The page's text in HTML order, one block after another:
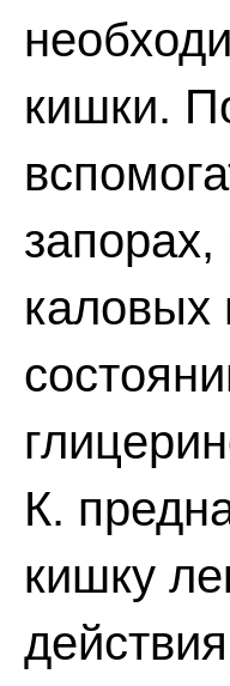
кишки.
каловых
К.
кишку